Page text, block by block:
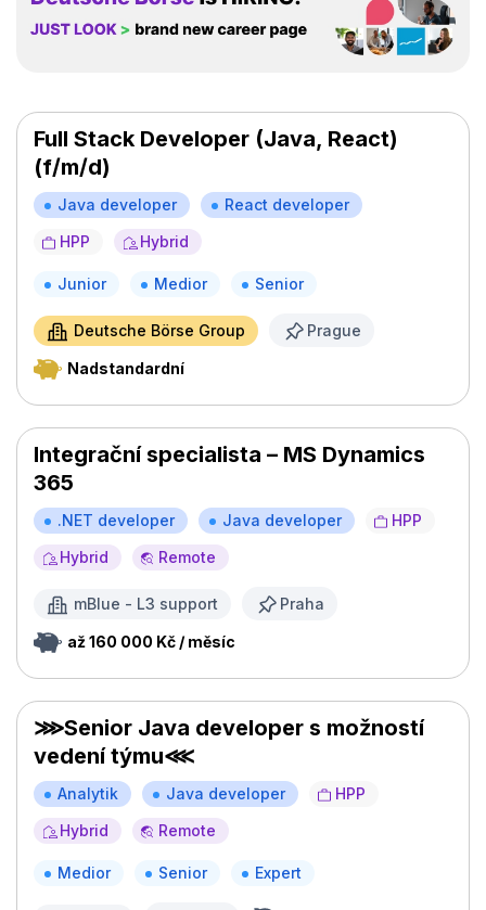
Full Stack Developer (Java, React)
(f/m/d)
Java developer
React developer
HPP
Hybrid
Junior Medior Senior
Deutsche Börse Group Prague
Nadstandardní
Integrační specialista – MS Dynamics
365
.NET developer Java developer
HPP
Hybrid
Remote
mBlue - L3 support Praha
až 160 000 Kč / měsíc
⋙Senior Java developer s možností
vedení týmu⋘
Analytik Java developer
HPP
Hybrid
Remote
Medior Senior Expert